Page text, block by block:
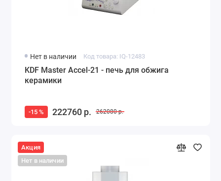
Нет в наличии Код товара: IQ-12483
KDF Master Accel-21 - печь для обжига
керамики
-15 % 222760 р. 262080 р.
Акция
Нет в наличии